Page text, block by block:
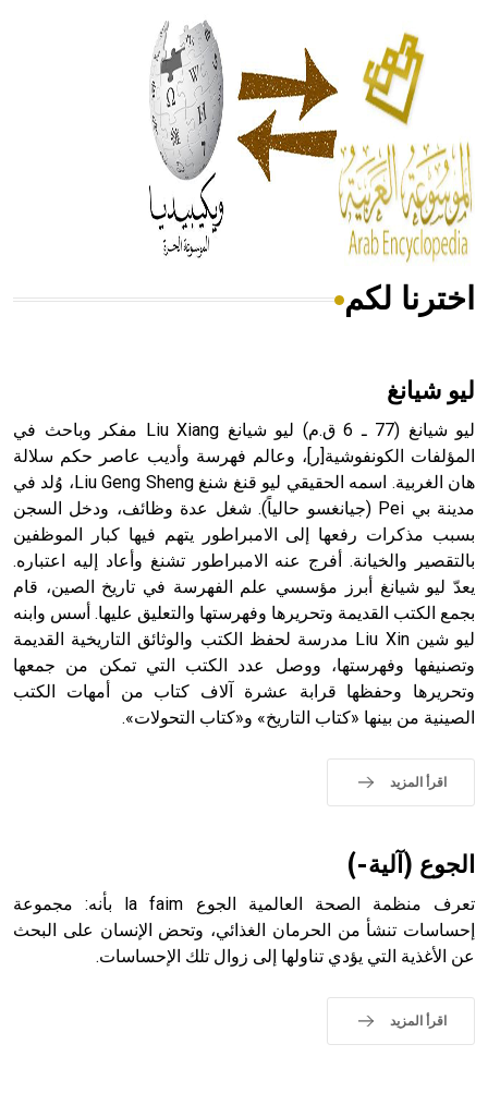
الحكم، الأدلة، تنظيم التغذية، ورسالته في جروح الرأس. ويعود
له الفضل بأنه حرر الطب من الدين والفلسفة.
- هل تعلم أن المرجان إفراز حيواني يتكون في البحر ويتركب
من مادة كربونات الكلسيوم، وهو أحمر أو شديد الحمرة وهو
أجود أنواعه، ويمتاز بكبر الحجم ويسمى الش
هل تعلم أن الأبسيد كلمة فرنسية اللفظ تم اعتمادها مصطلحاً
- هل تعلم أن أبجر Abgar اسم معروف جيداً يعود إلى عدد من
الملوك الذين حكموا مدينة إديسا (الرها) من أبجر الأول وحتى
التاسع، وهم ينتسبون إلى أسرة أوسروين
- هل تعلم أن الأبجدية الكنعانية تتألف من /22/ علامة كتابية
sign تكتب منفصلة غير متصلة، وتعتمد المبدأ الأكوروفوني،
حيث تقتصر القيمة الصوتية للعلامة الك
اخترنا لكم
ليو شيانغ
ليو شيانغ (77 ـ 6 ق.م) ليو شيانغ Liu Xiang مفكر وباحث في
المؤلفات الكونفوشية[ر]، وعالم فهرسة وأديب عاصر حكم سلالة
هان الغربية. اسمه الحقيقي ليو قنغ شنغ Liu Geng Sheng، وُلد في
مدينة بي Pei (جيانغسو حالياً). شغل عدة وظائف، ودخل السجن
بسبب مذكرات رفعها إلى الامبراطور يتهم فيها كبار الموظفين
بالتقصير والخيانة. أفرج عنه الامبراطور تشنغ وأعاد إليه اعتباره.
يعدّ ليو شيانغ أبرز مؤسسي علم الفهرسة في تاريخ الصين، قام
بجمع الكتب القديمة وتحريرها وفهرستها والتعليق عليها. أسس وابنه
ليو شين Liu Xin مدرسة لحفظ الكتب والوثائق التاريخية القديمة
وتصنيفها وفهرستها، ووصل عدد الكتب التي تمكن من جمعها
وتحريرها وحفظها قرابة عشرة آلاف كتاب من أمهات الكتب
الصينية من بينها «كتاب التاريخ» و«كتاب التحولات».
اقرأ المزيد
الجوع (آلية-)
تعرف منظمة الصحة العالمية الجوع la faim بأنه: مجموعة
إحساسات تنشأ من الحرمان الغذائي، وتحض الإنسان على البحث
عن الأغذية التي يؤدي تناولها إلى زوال تلك الإحساسات.
اقرأ المزيد